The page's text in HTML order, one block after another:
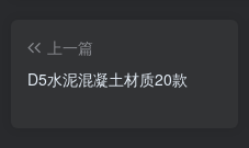
上一篇
D5水泥混凝土材质20款